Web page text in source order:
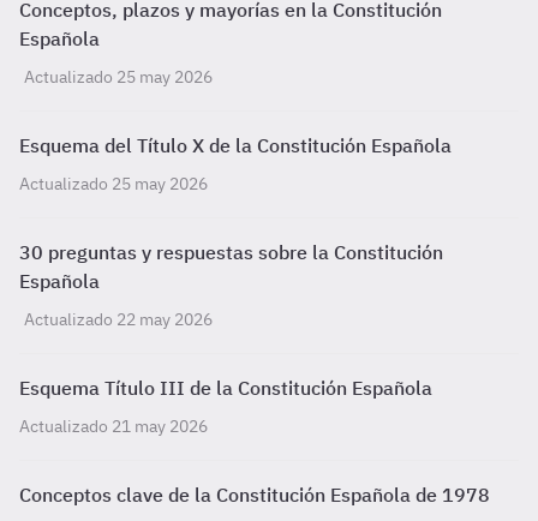
Conceptos, plazos y mayorías en la Constitución
Española
Actualizado 25 may 2026
Esquema del Título X de la Constitución Española
Actualizado 25 may 2026
30 preguntas y respuestas sobre la Constitución
Española
Actualizado 22 may 2026
Esquema Título III de la Constitución Española
Actualizado 21 may 2026
Conceptos clave de la Constitución Española de 1978